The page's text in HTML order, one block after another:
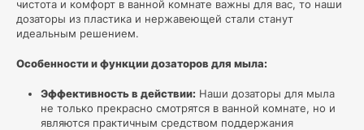
чистота и комфорт в ванной комнате важны для вас, то наши
дозаторы из пластика и нержавеющей стали станут
идеальным решением.
Особенности и функции дозаторов для мыла:
Эффективность в действии: Наши дозаторы для мыла
не только прекрасно смотрятся в ванной комнате, но и
являются практичным средством поддержания